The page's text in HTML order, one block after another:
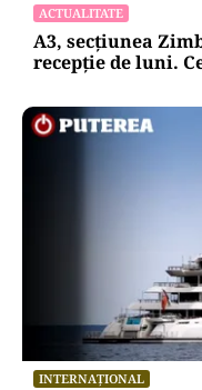
ACTUALITATE
A3, secțiunea
recepție de luni.
INTERNAȚIONAL